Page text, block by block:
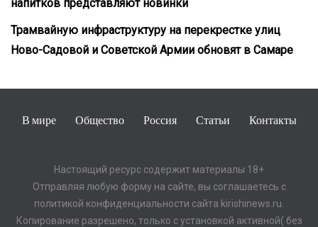
напитков представляют новинки
Трамвайную инфраструктуру на перекрестке улиц
Ново-Садовой и Советской Армии обновят в Самаре
В мире Общество Россия Статьи Контакты
Настоящий ресурс содержит материалы 18+
Отправляя любую форму на сайте, вы соглашаетесь с
политикой конфиденциальности сайта kirishinews.ru.
Копирование разрешено, только с установкой активной( без